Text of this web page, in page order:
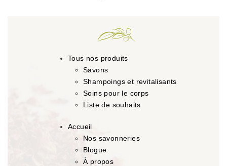
Tous nos produits
Savons
Shampoings et revitalisants
Soins pour le corps
Liste de souhaits
Accueil
Nos savonneries
Blogue
À propos